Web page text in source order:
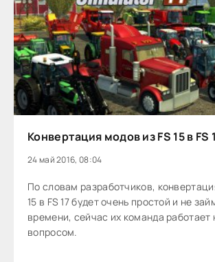
Конвертация модов из FS 15 в FS
24 май 2016, 08:04
По словам разработчиков,
15 в FS 17 будет очень простой и не
времени, сейчас их команда работает
вопросом.